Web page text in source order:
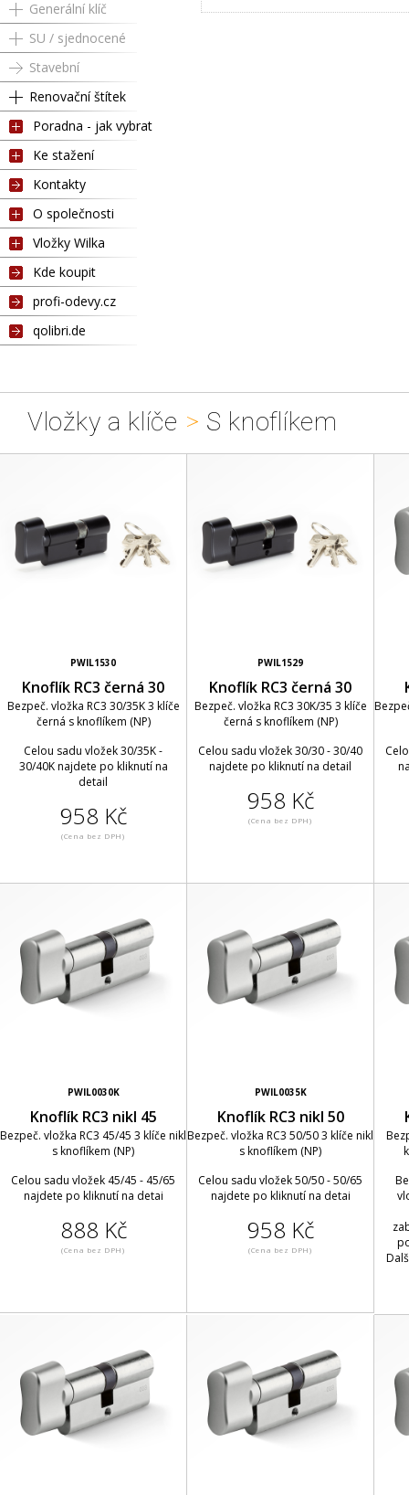
Generální klíč
SU / sjednocené
Stavební
Renovační štítek
Poradna - jak vybrat
Ke stažení
Kontakty
O společnosti
Vložky Wilka
Kde koupit
profi-odevy.cz
qolibri.de
Vložky a klíče > S knoflíkem
PWIL1530
Knoflík RC3 černá 30
Bezpeč. vložka RC3 30/35K 3 klíče
černá s knoflíkem (NP)
Celou sadu vložek 30/35K -
30/40K najdete po kliknutí na
detail
958 Kč
(Cena bez DPH)
PWIL1529
Knoflík RC3 černá 30
Bezpeč. vložka RC3 30K/35 3 klíče
černá s knoflíkem (NP)
Celou sadu vložek 30/30 - 30/40
najdete po kliknutí na detail
958 Kč
(Cena bez DPH)
PWIL0030K
Knoflík RC3 nikl 45
Bezpeč. vložka RC3 45/45 3 klíče nikl
s knoflíkem (NP)
Celou sadu vložek 45/45 - 45/65
najdete po kliknutí na detai
888 Kč
(Cena bez DPH)
PWIL0035K
Knoflík RC3 nikl 50
Bezpeč. vložka RC3 50/50 3 klíče nikl
s knoflíkem (NP)
Celou sadu vložek 50/50 - 50/65
najdete po kliknutí na detai
958 Kč
(Cena bez DPH)